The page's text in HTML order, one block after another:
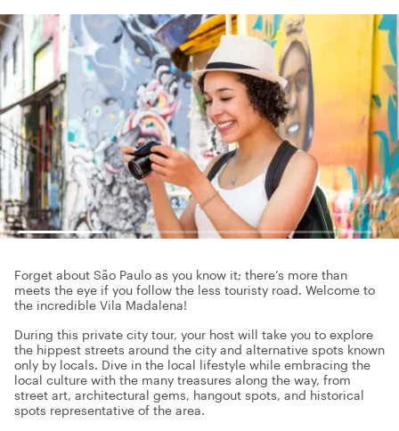
Forget about São Paulo as you know it; there’s more than
meets the eye if you follow the less touristy road. Welcome to
the incredible Vila Madalena!
During this private city tour, your host will take you to explore
the hippest streets around the city and alternative spots known
only by locals. Dive in the local lifestyle while embracing the
local culture with the many treasures along the way, from
street art, architectural gems, hangout spots, and historical
spots representative of the area.